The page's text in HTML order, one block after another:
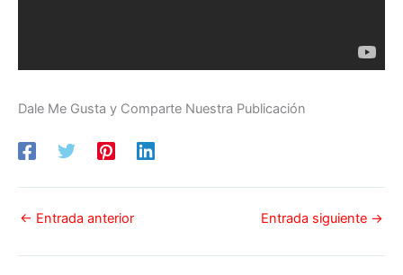
Dale Me Gusta y Comparte Nuestra Publicación
← Entrada anterior Entrada siguiente →